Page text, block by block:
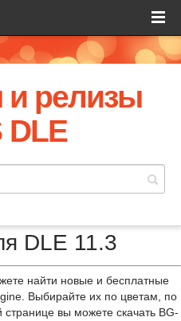
релизы
DLE
DLE 11.3
найти новые и бесплатные
Выбирайте их по цветам, по
вы можете скачать BG-